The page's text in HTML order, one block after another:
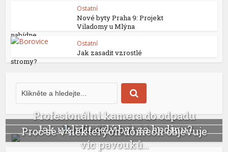
Ostatní
Nové byty Praha 9: Projekt
Viladomy u Mlýna
nabídne...
Ostatní
Jak zasadit vzrostlé
stromy?
Profesionální kamera do odpadu
odhalí ucpání i...
Jak uklidit celý byt za hodinu?
Proč se v některých domech objevuje
víc pavouků...